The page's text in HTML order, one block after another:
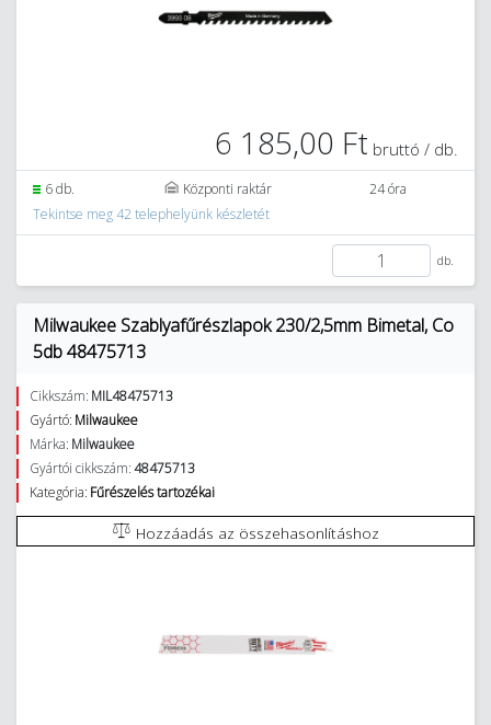
6 185,00 Ft bruttó / db.
6 db. Központi raktár
24 óra
Tekintse meg 42 telephelyünk készletét
db.
Milwaukee Szablyafűrészlapok 230/2,5mm Bimetal, Co
5db 48475713
Cikkszám: MIL48475713
Gyártó: Milwaukee
Márka: Milwaukee
Gyártói cikkszám:48475713
Kategória: Fűrészelés tartozékai
Hozzáadás az összehasonlításhoz